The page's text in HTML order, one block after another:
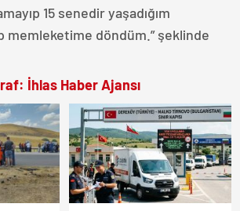
15 senedir yaşadığım
memleketime döndüm.” şeklinde
İhlas Haber Ajansı